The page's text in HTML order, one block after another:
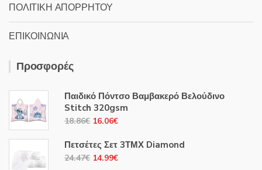
ΠΟΛΙΤΙΚΗ ΑΠΟΡΡΗΤΟΥ
ΕΠΙΚΟΙΝΩΝΙΑ
Προσφορές
Παιδικό Πόντσο Βαμβακερό Βελούδινο
Stitch 320gsm
18.86€ Original
was:
18.86€.
16.06€Η
τιμή
είναι:
Πετσέτες Σετ 3ΤΜΧ Diamond
24.47€ Original
14.99€Η